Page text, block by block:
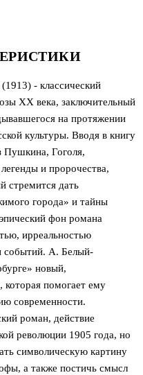
- классический
XX века, заключительный
на протяжении
культуры. Вводя в книгу
Пушкина, Гоголя,
и пророчества,
стремится дать
города» и тайны
фон романа
ирреальностью
событий. А. Белый-
новый,
которая помогает ему
современности.
роман, действие
революции 1905 года, но
символическую картину
а также постичь смысл